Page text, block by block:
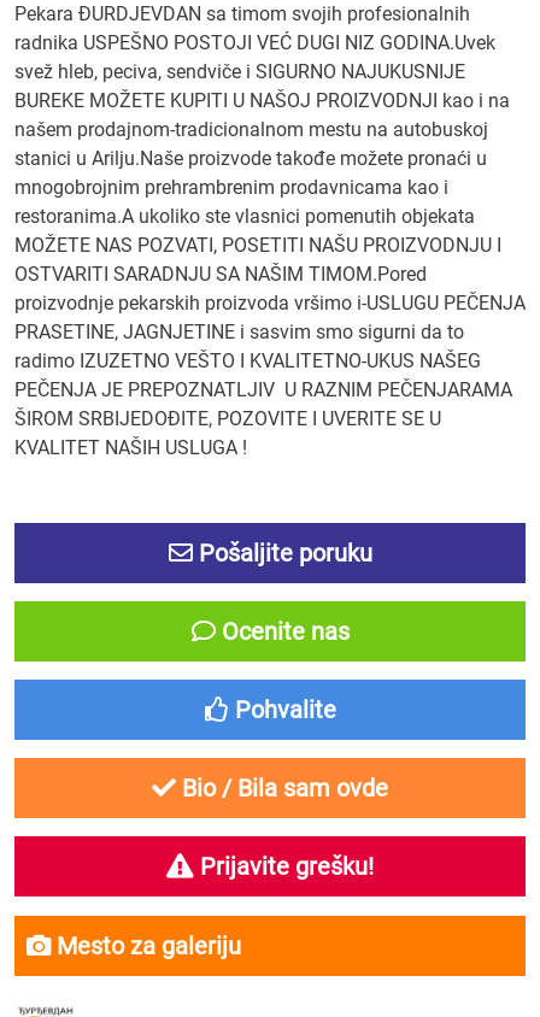
Pekara ĐURDJEVDAN sa timom svojih profesionalnih
radnika USPEŠNO POSTOJI VEĆ DUGI NIZ GODINA.Uvek
svež hleb, peciva, sendviče i SIGURNO NAJUKUSNIJE
BUREKE MOŽETE KUPITI U NAŠOJ PROIZVODNJI kao i na
našem prodajnom-tradicionalnom mestu na autobuskoj
stanici u Arilju.Naše proizvode takođe možete pronaći u
mnogobrojnim prehrambrenim prodavnicama kao i
restoranima.A ukoliko ste vlasnici pomenutih objekata
MOŽETE NAS POZVATI, POSETITI NAŠU PROIZVODNJU I
OSTVARITI SARADNJU SA NAŠIM TIMOM.Pored
proizvodnje pekarskih proizvoda vršimo i-USLUGU PEČENJA
PRASETINE, JAGNJETINE i sasvim smo sigurni da to
radimo IZUZETNO VEŠTO I KVALITETNO-UKUS NAŠEG
PEČENJA JE PREPOZNATLJIV U RAZNIM PEČENJARAMA
ŠIROM SRBIJEDOĐITE, POZOVITE I UVERITE SE U
KVALITET NAŠIH USLUGA !
Pošaljite poruku
Ocenite nas
Pohvalite
Bio / Bila sam ovde
Prijavite grešku!
Mesto za galeriju